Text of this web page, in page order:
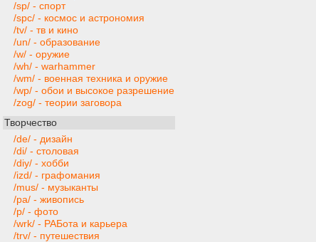
/sp/ - спорт
/spc/ - космос и астрономия
/tv/ - тв и кино
/un/ - образование
/w/ - оружие
/wh/ - warhammer
/wm/ - военная техника и оружие
/wp/ - обои и высокое разрешение
/zog/ - теории заговора
Творчество
/de/ - дизайн
/di/ - столовая
/diy/ - хобби
/izd/ - графомания
/mus/ - музыканты
/pa/ - живопись
/p/ - фото
/wrk/ - РАБота и карьера
/trv/ - путешествия